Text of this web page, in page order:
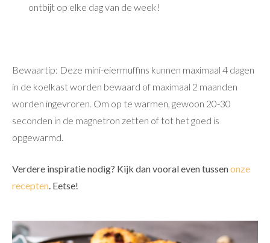
ontbijt op elke dag van de week!
Bewaartip: Deze mini-eiermuffins kunnen maximaal 4 dagen
in de koelkast worden bewaard of maximaal 2 maanden
worden ingevroren. Om op te warmen, gewoon 20-30
seconden in de magnetron zetten of tot het goed is
opgewarmd.
Verdere inspiratie nodig? Kijk dan vooral even tussenonze
recepten . Eetse!